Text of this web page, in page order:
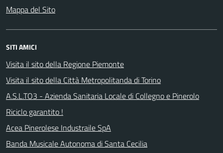
Mappa del Sito
SITI AMICI
Visita il sito della Regione Piemonte
Visita il sito della Città Metropolitanda di Torino
A.S.L.TO3 - Azienda Sanitaria Locale di Collegno e Pinerolo
Riciclo garantito !
Acea Pinerolese Industraile SpA
Banda Musicale Autonoma di Santa Cecilia